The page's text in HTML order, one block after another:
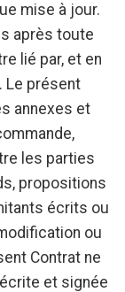
mise à jour.
après toute
lié par, et en
Le présent
annexes et
les parties
propositions
écrits ou
ou
Contrat ne
et signée